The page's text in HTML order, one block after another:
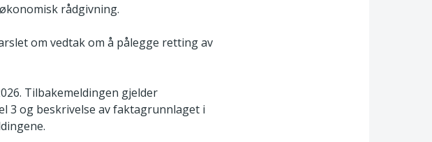
rådgivning.
om vedtak om å pålegge retting av
Tilbakemeldingen gjelder
3 og beskrivelse av faktagrunnlaget i